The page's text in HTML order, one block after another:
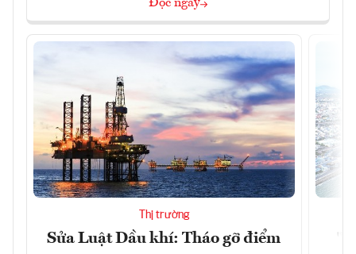
Đọc ngay
Thị trường
Sửa Luật Dầu khí: Tháo gỡ điểm